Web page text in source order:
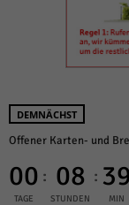
DEMNÄCHST
Offener Karten- und
00
TAGE
: 08
STUNDEN
: 39
MIN